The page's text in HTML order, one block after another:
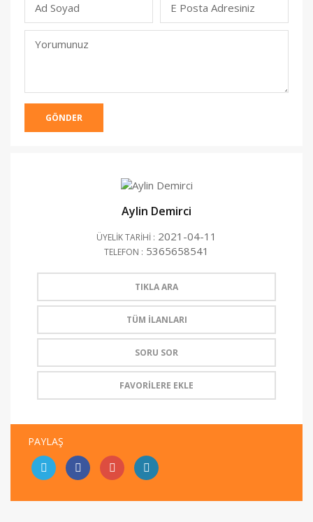
Ad Soyad E Posta Adresiniz
Yorumunuz
GÖNDER
Aylin Demirci
ÜYELİK TARİHİ : 2021-04-11
TELEFON : 5365658541
TIKLA ARA
TÜM İLANLARI
SORU SOR
FAVORİLERE EKLE
PAYLAŞ